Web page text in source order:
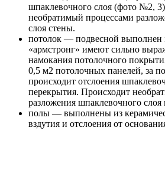
шпаклевочного слоя (фото №2,
необратимый процессами
слоя стены.
потолок — подвесной выполнен
«армстронг» имеют сильно
намокания потолочного
0,5 м2 потолочных панелей, за
происходит отслоения
перекрытия. Происходит
разложения шпаклевочного слоя
полы — выполнены из
вздутия и отслоения от